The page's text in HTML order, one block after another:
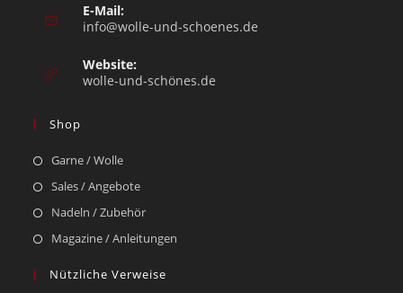
E-Mail:
info@wolle-und-schoenes.de
Website:
wolle-und-schönes.de
Shop
Garne / Wolle
Sales / Angebote
Nadeln / Zubehör
Magazine / Anleitungen
Nützliche Verweise